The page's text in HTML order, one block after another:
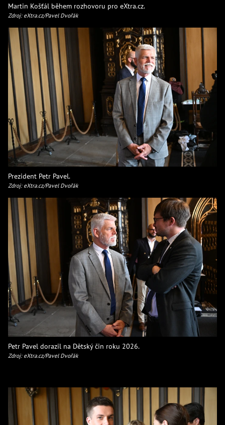
Martin Košťál během rozhovoru pro eXtra.cz.
Zdroj: eXtra.cz/Pavel Dvořák
Prezident Petr Pavel.
Zdroj: eXtra.cz/Pavel Dvořák
Petr Pavel dorazil na Dětský čin roku 2026.
Zdroj: eXtra.cz/Pavel Dvořák